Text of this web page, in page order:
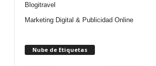
Blogitravel
Marketing Digital & Publicidad Online
Nube de Etiquetas